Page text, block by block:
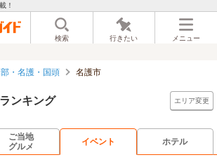
！
検索 行きたい メニュー
・名護・国頭 名護市
ンキング エリア変更
ご当地
グルメ
イベント ホテル